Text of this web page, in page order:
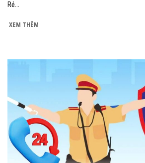
Rẻ...
XEM THÊM